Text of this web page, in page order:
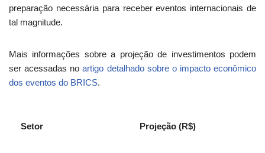
preparação necessária para receber eventos internacionais de
tal magnitude.
Mais informações sobre a projeção de investimentos podem
ser acessadas noartigo detalhado sobre o impacto econômico
dos eventos do BRICS.
Setor Projeção (R$)